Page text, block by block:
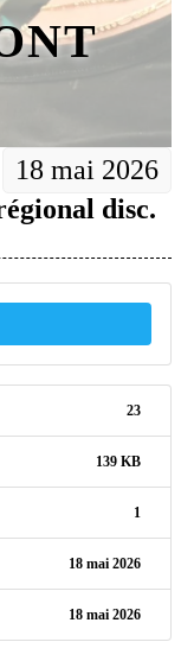
18 mai 2026
disc.
23
139 KB
1
18 mai 2026
18 mai 2026